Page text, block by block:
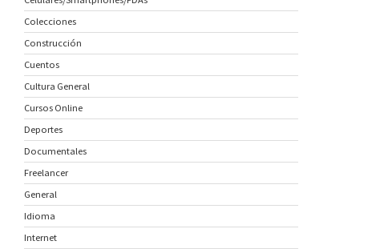
Colecciones
Construcción
Cuentos
Cultura General
Cursos Online
Deportes
Documentales
Freelancer
General
Idioma
Internet